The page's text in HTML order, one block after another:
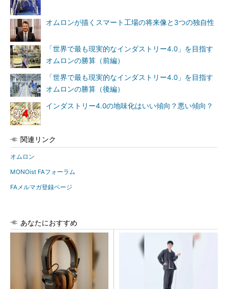
オムロンが描くスマート工場の将来像と3つの独自性
「世界で最も現実的なインダストリー4.0」を目指す
オムロンの勝算（前編）
「世界で最も現実的なインダストリー4.0」を目指す
オムロンの勝算（後編）
インダストリー4.0の地味化はいい傾向？悪い傾向？
関連リンク
オムロン
MONOist FAフォーラム
FAメルマガ登録ページ
あなたにおすすめ